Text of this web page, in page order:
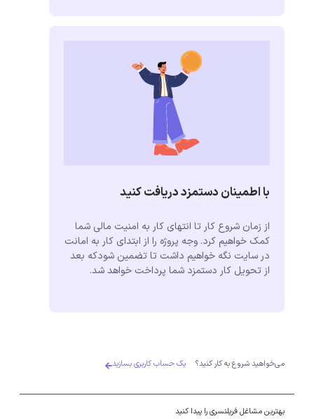
با اطمینان دستمزد دریافت کنید
از زمان شروع کار تا انتهای کار به امنیت مالی شما
کمک خواهیم کرد. وجه پروژه را از ابتدای کار به امانت
در سایت نگه خواهیم داشت تا تضمین شودکه بعد
از تحویل کار دستمزد شما پرداخت خواهد شد.
می‌خواهید شروع به کار کنید؟ یک حساب کاربری بسازید
بهترین مشاغل فریلنسری را پیدا کنید